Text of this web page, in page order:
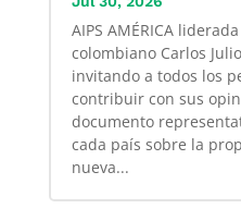
AIPS AMÉRICA
colombiano Carlos
invitando a todos los
contribuir con sus
documento
cada país sobre la
nueva...